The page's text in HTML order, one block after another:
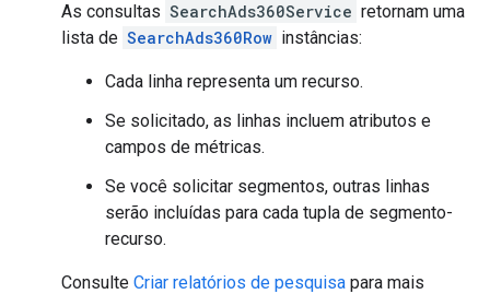
As consultas SearchAds360Service retornam uma
lista de SearchAds360Row instâncias:
Cada linha representa um recurso.
Se solicitado, as linhas incluem atributos e
campos de métricas.
Se você solicitar segmentos, outras linhas
serão incluídas para cada tupla de segmento-
recurso.
Consulte Criar relatórios de pesquisa para mais